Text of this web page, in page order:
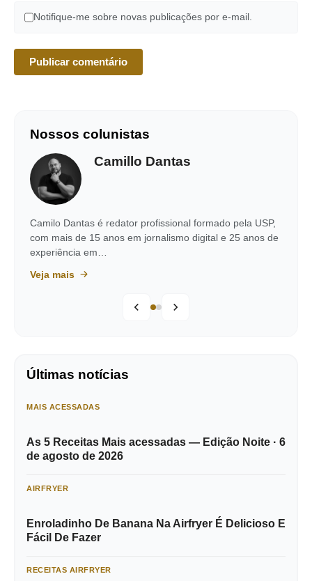
Notifique-me sobre novas publicações por e-mail.
Nossos colunistas
Camillo Dantas
Camilo Dantas é redator profissional formado pela USP,
com mais de 15 anos em jornalismo digital e 25 anos de
experiência em…
Veja mais
Últimas notícias
MAIS ACESSADAS
As 5 Receitas Mais acessadas — Edição Noite · 6
de agosto de 2026
AIRFRYER
Enroladinho De Banana Na Airfryer É Delicioso E
Fácil De Fazer
RECEITAS AIRFRYER